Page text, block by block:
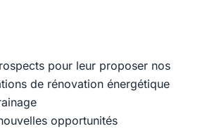
pour leur proposer nos
de rénovation énergétique
opportunités